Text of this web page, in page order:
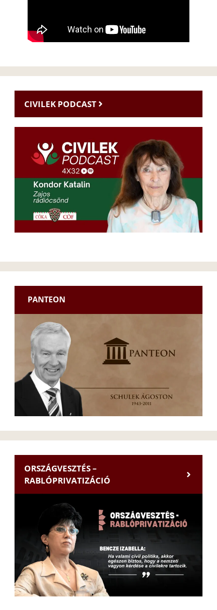
CIVILEK PODCAST
PANTEON
ORSZÁGVESZTÉS –
RABLÓPRIVATIZÁCIÓ